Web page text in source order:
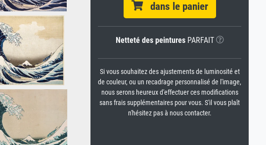
dans le panier
Netteté des peinturesPARFAIT
Si vous souhaitez des ajustements de luminosité et
de couleur, ou un recadrage personnalisé de l'image,
nous serons heureux d'effectuer ces modifications
sans frais supplémentaires pour vous. S'il vous plaît
n'hésitez pas à nous contacter.